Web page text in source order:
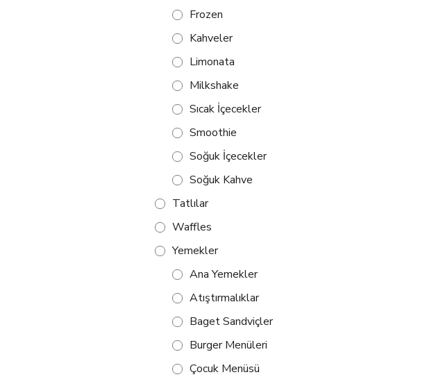
Frozen
Kahveler
Limonata
Milkshake
Sıcak İçecekler
Smoothie
Soğuk İçecekler
Soğuk Kahve
Tatlılar
Waffles
Yemekler
Ana Yemekler
Atıştırmalıklar
Baget Sandviçler
Burger Menüleri
Çocuk Menüsü